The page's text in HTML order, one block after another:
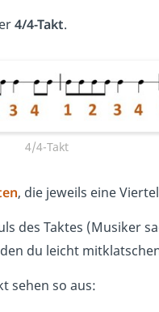
4/4-Takt.
4/4-Takt
, die jeweils eine
des Taktes (Musiker
du leicht
sehen so aus: